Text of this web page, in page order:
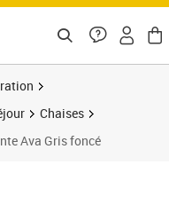
Chaises
Ava Gris foncé